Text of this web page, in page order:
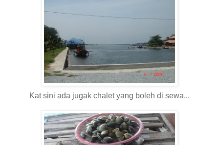
Kat sini ada jugak chalet yang boleh di sewa...